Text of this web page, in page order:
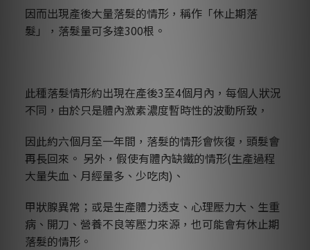
因而出現產後大量落髮的情形，稱作「休止期落
髮」，落髮量可多達300根。
此種落髮情形約出現在產後3至4個月內，每個人狀況
不同，由於只是體內激素濃度暫時性的波動所致，
因此約六個月至一年間，落髮的情形會恢復，頭髮會
再長回來。 另外，假使有體內缺鐵的情形(生產過程
大量失血、月經量多、少吃肉)、
甲狀腺異常；或是生產體力透支、心理壓力大、生重
病、開刀、營養不良等壓力來源，也可能會有休止期
落髮的情形。